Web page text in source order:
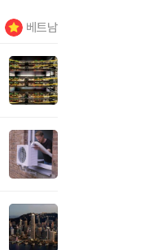
베트남